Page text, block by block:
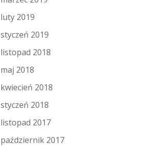
luty 2019
styczeń 2019
listopad 2018
maj 2018
kwiecień 2018
styczeń 2018
listopad 2017
październik 2017